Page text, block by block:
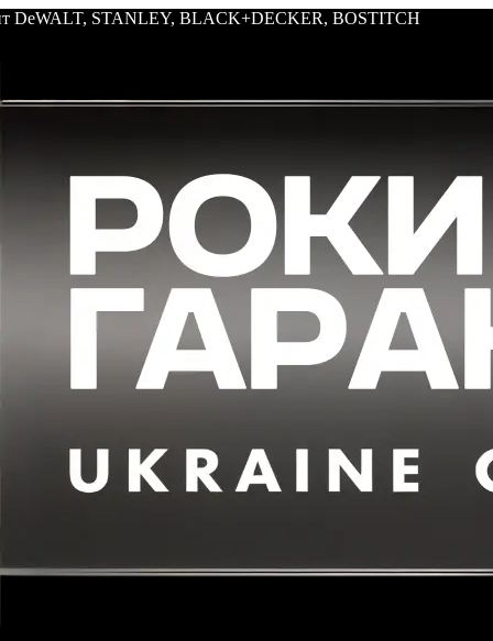
DeWALT, STANLEY, BLACK+DECKER, BOSTITCH